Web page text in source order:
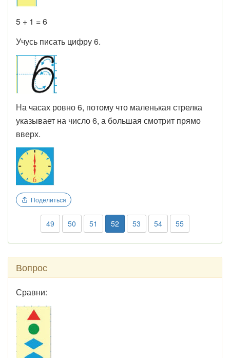
5 + 1 = 6
Учусь писать цифру 6.
На часах ровно 6, потому что маленькая стрелка
указывает на число 6, а большая смотрит прямо
вверх.
Поделиться
49 50 51 52 53 54 55
Вопрос
Сравни: